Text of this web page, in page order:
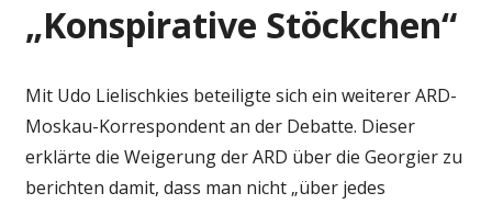
„Konspirative Stöckchen“
Mit Udo Lielischkies beteiligte sich ein weiterer ARD-
Moskau-Korrespondent an der Debatte. Dieser
erklärte die Weigerung der ARD über die Georgier zu
berichten damit, dass man nicht „über jedes